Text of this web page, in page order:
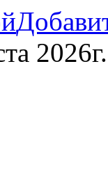
2026г.